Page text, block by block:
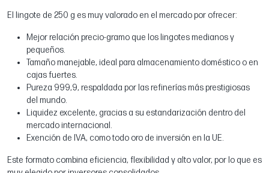
El lingote de 250 g es muy valorado en el mercado por ofrecer:
Mejor relación precio-gramo que los lingotes medianos y
pequeños.
Tamaño manejable, ideal para almacenamiento doméstico o en
cajas fuertes.
Pureza 999,9, respaldada por las refinerías más prestigiosas
del mundo.
Liquidez excelente, gracias a su estandarización dentro del
mercado internacional.
Exención de IVA, como todo oro de inversión en la UE.
Este formato combina eficiencia, flexibilidad y alto valor, por lo que es